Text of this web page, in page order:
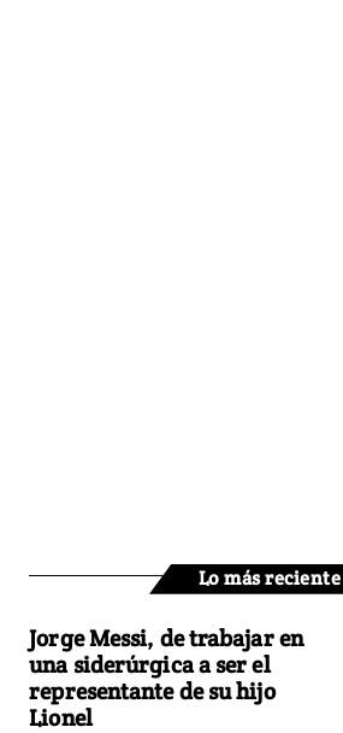
Lo más reciente
Jorge Messi, de trabajar en
una siderúrgica a ser el
representante de su hijo
Lionel